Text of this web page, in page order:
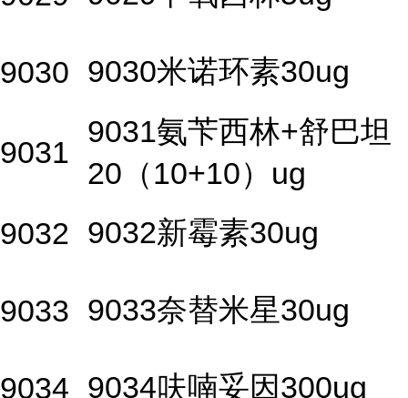
9030 9030米诺环素30ug
9031
9031氨苄西林+舒巴坦
20（10+10）ug
9032 9032新霉素30ug
9033 9033奈替米星30ug
9034 9034呋喃妥因300ug